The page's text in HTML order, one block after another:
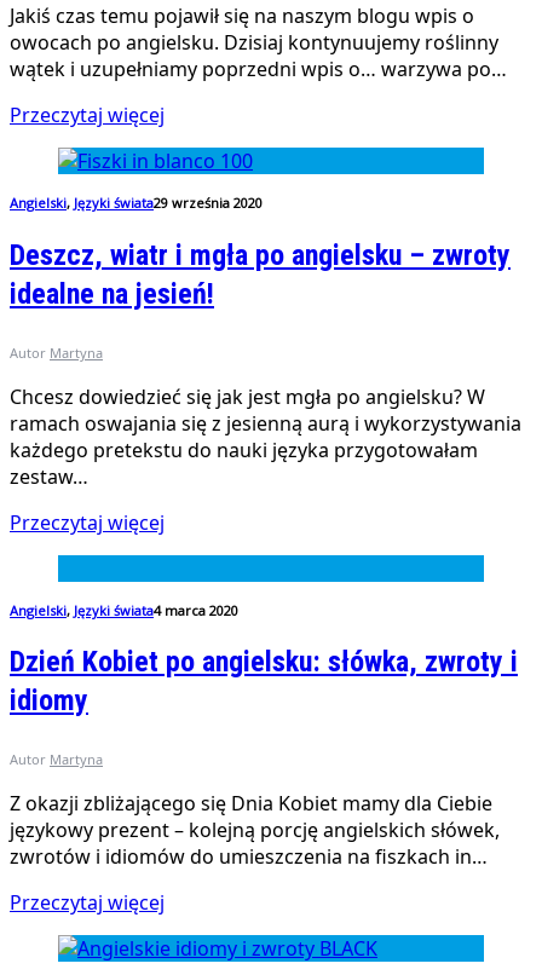
Jakiś czas temu pojawił się na naszym blogu wpis o
owocach po angielsku. Dzisiaj kontynuujemy roślinny
wątek i uzupełniamy poprzedni wpis o… warzywa po…
Przeczytaj więcej
Angielski, Języki świata29 września 2020
Deszcz, wiatr i mgła po angielsku – zwroty
idealne na jesień!
Autor Martyna
Chcesz dowiedzieć się jak jest mgła po angielsku? W
ramach oswajania się z jesienną aurą i wykorzystywania
każdego pretekstu do nauki języka przygotowałam
zestaw…
Przeczytaj więcej
Angielski, Języki świata4 marca 2020
Dzień Kobiet po angielsku: słówka, zwroty i
idiomy
Autor Martyna
Z okazji zbliżającego się Dnia Kobiet mamy dla Ciebie
językowy prezent – kolejną porcję angielskich słówek,
zwrotów i idiomów do umieszczenia na fiszkach in…
Przeczytaj więcej